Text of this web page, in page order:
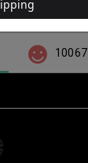
10067